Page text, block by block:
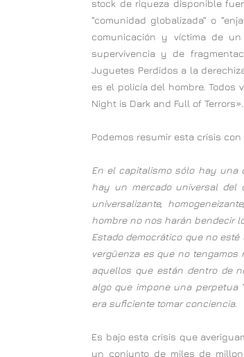
stock de riqueza disponible
“comunidad globalizada” o
comunicación y víctima de
supervivencia y de
Juguetes Perdidos a la
es el policía del hombre. Todos
Night is Dark and Full of Terrors».
Podemos resumir esta crisis
En el capitalismo sólo hay una
hay un mercado universal del
universalizante,
hombre no nos harán bendecir
Estado democrático que no
vergüenza es que no
aquellos que están dentro de
algo que impone una perpetua
era suficiente tomar conciencia.
Es bajo esta crisis que
un conjunto de miles de